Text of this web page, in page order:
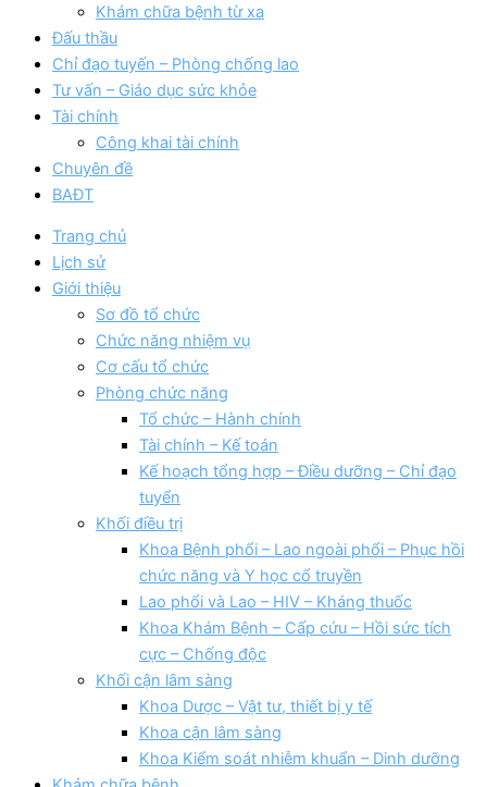
Khám chữa bệnh từ xa
Đấu thầu
Chỉ đạo tuyến – Phòng chống lao
Tư vấn – Giáo dục sức khỏe
Tài chính
Công khai tài chính
Chuyên đề
BAĐT
Trang chủ
Lịch sử
Giới thiệu
Sơ đồ tổ chức
Chức năng nhiệm vụ
Cơ cấu tổ chức
Phòng chức năng
Tổ chức – Hành chính
Tài chính – Kế toán
Kế hoạch tổng hợp – Điều dưỡng – Chỉ đạo
tuyển
Khối điều trị
Khoa Bệnh phổi – Lao ngoài phổi – Phục hồi
chức năng và Y học cổ truyền
Lao phổi và Lao – HIV – Kháng thuốc
Khoa Khám Bệnh – Cấp cứu – Hồi sức tích
cực – Chống độc
Khối cận lâm sàng
Khoa Dược – Vật tư, thiết bị y tế
Khoa cận lâm sàng
Khoa Kiểm soát nhiễm khuẩn – Dinh dưỡng